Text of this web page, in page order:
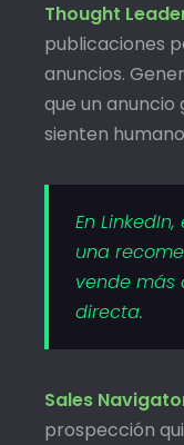
Thought
publicaciones
anuncios.
que un
sienten
En
una
vende más
directa.
Sales
prospección